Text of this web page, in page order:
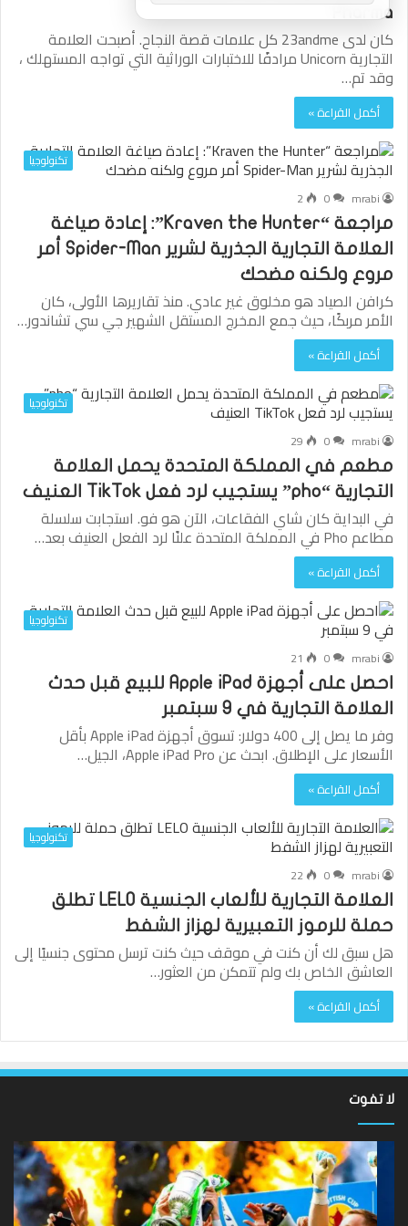
Pharma
كان لدى 23andme كل علامات قصة النجاح. أصبحت العلامة
التجارية Unicorn مرادفًا للاختبارات الوراثية التي تواجه المستهلك ،
وقد تم…
أكمل القراءة »
تكنولوجيا
mrabi
0
2
مراجعة “Kraven the Hunter”: إعادة صياغة
العلامة التجارية الجذرية لشرير Spider-Man أمر
مروع ولكنه مضحك
كرافن الصياد هو مخلوق غير عادي. منذ تقاريرها الأولى، كان
الأمر مربكًا، حيث جمع المخرج المستقل الشهير جي سي تشاندور…
أكمل القراءة »
تكنولوجيا
mrabi
0
29
مطعم في المملكة المتحدة يحمل العلامة
التجارية “pho” يستجيب لرد فعل TikTok العنيف
في البداية كان شاي الفقاعات، الآن هو فو. استجابت سلسلة
مطاعم Pho في المملكة المتحدة علنًا لرد الفعل العنيف بعد…
أكمل القراءة »
تكنولوجيا
mrabi
0
21
احصل على أجهزة Apple iPad للبيع قبل حدث
العلامة التجارية في 9 سبتمبر
وفر ما يصل إلى 400 دولار: تسوق أجهزة Apple iPad بأقل
الأسعار على الإطلاق. ابحث عن Apple iPad Pro، الجيل…
أكمل القراءة »
تكنولوجيا
mrabi
0
22
العلامة التجارية للألعاب الجنسية LELO تطلق
حملة للرموز التعبيرية لهزاز الشفط
هل سبق لك أن كنت في موقف حيث كنت ترسل محتوى جنسيًا إلى
العاشق الخاص بك ولم تتمكن من العثور…
أكمل القراءة »
لا تفوت
لقد
عادت
الدوري
الاسكتلندي